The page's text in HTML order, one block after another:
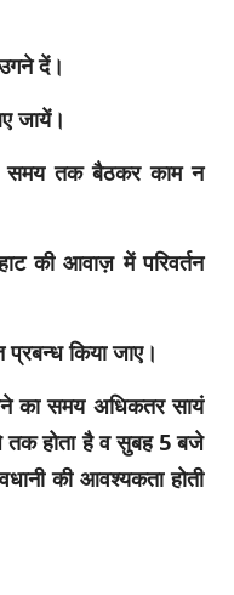
दें।
जायें।
समय तक बैठकर काम न
की आवाज़ में परिवर्तन
किया जाए।
का समय अधिकतर सायं
होता है व सुबह 5 बजे
की आवश्यकता होती